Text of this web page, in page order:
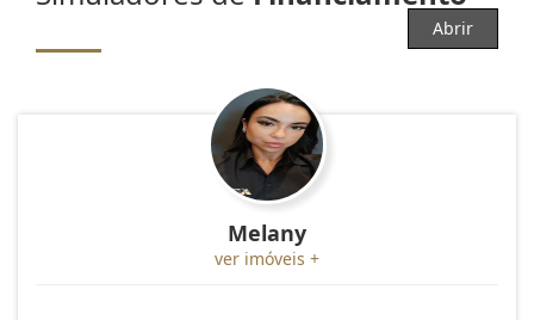
Abrir
Melany
ver imóveis +